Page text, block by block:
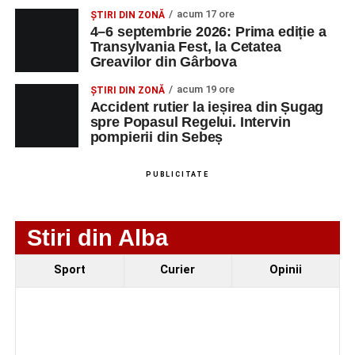
Urmărește-ne pe Google News
Ultimele știri din Sebeș
Accident pe strada Dorobanți din Sebeș: fermeie
de 66 de ani rănită grav, după ce a fost lovită de o
Accident rutier la ieșirea din Șugag spre Popasul
Regelui. Intervin pompierii din Sebeș
ȘTIRI DIN ZONĂ acum 17 ore
4–6 septembrie 2026: Prima ediție a
Transylvania Fest, la Cetatea
Greavilor din Gârbova
ȘTIRI DIN ZONĂ acum 19 ore
Accident rutier la ieșirea din Șugag
spre Popasul Regelui. Intervin
pompierii din Sebeș
PUBLICITATE
Stiri din Alba
Sport Curier Opinii